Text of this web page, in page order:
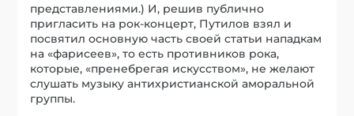
представлениями.) И, решив публично
пригласить на рок-концерт, Путилов взял и
посвятил основную часть своей статьи нападкам
на «фарисеев», то есть противников рока,
которые, «пренебрегая искусством», не желают
слушать музыку антихристианской аморальной
группы.